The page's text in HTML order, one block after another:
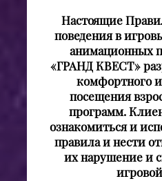
Настоящие
поведения в
анимационных
«ГРАНД КВЕСТ»
комфортного и
посещения
программ.
ознакомиться и
правила и нести
их нарушение и